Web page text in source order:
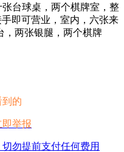
台球桌，两个棋牌室，整
即可营业，室内，六张来
，两张银腿，两个棋牌
到的
举报
勿提前支付任何费用